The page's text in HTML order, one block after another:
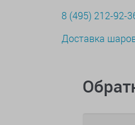
8 (495) 212-92-
Доставка